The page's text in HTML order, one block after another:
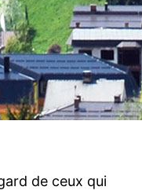
de ceux qui